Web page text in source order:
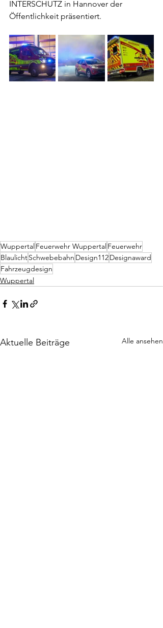
INTERSCHUTZ in Hannover der
Öffentlichkeit präsentiert.
Wuppertal Feuerwehr Wuppertal Feuerwehr
BlaulichtSchwebebahn Design112Designaward
Fahrzeugdesign
Wuppertal
Aktuelle Beiträge Alle ansehen